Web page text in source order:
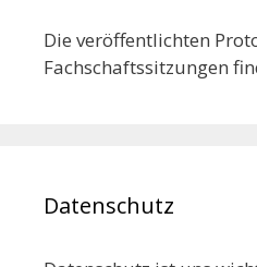
Die veröffentlichten
Fachschaftssitzungen
Datenschutz